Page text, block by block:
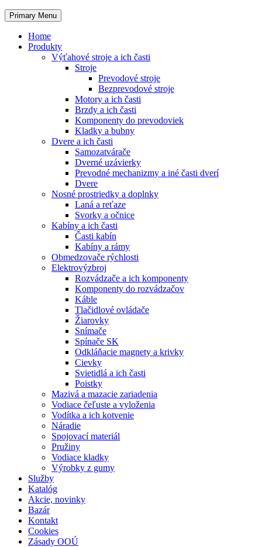
Primary Menu
Home
Produkty
Výťahové stroje a ich časti
Stroje
Prevodové stroje
Bezprevodové stroje
Motory a ich časti
Brzdy a ich časti
Komponenty do prevodoviek
Kladky a bubny
Dvere a ich časti
Samozatvárače
Dverné uzávierky
Prevodné mechanizmy a iné časti dverí
Dvere
Nosné prostriedky a doplnky
Laná a reťaze
Svorky a očnice
Kabíny a ich časti
Časti kabín
Kabíny a rámy
Obmedzovače rýchlosti
Elektrovýzbroj
Rozvádzače a ich komponenty
Komponenty do rozvádzačov
Káble
Tlačidlové ovládače
Žiarovky
Snímače
Spínače SK
Odkláňacie magnety a krivky
Cievky
Svietidlá a ich časti
Poistky
Mazivá a mazacie zariadenia
Vodiace čeľuste a vyloženia
Vodítka a ich kotvenie
Náradie
Spojovací materiál
Pružiny
Vodiace kladky
Výrobky z gumy
Služby
Katalóg
Akcie, novinky
Bazár
Kontakt
Cookies
Zásady OOÚ